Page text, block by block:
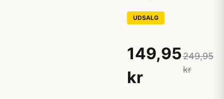
UDSALG
149,95
kr
249,95
kr